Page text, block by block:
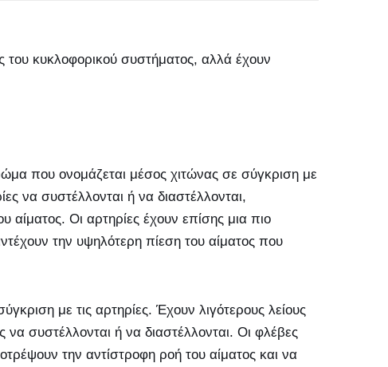
του κυκλοφορικού συστήματος, αλλά έχουν
που ονομάζεται μέσος χιτώνας σε σύγκριση με
να συστέλλονται ή να διαστέλλονται,
αίματος. Οι αρτηρίες έχουν επίσης μια πιο
την υψηλότερη πίεση του αίματος που
με τις αρτηρίες. Έχουν λιγότερους λείους
να συστέλλονται ή να διαστέλλονται. Οι φλέβες
την αντίστροφη ροή του αίματος και να